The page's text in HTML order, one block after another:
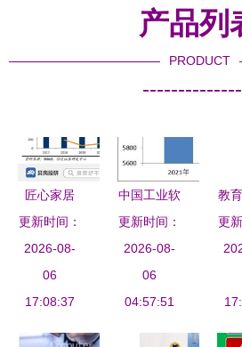
产品列
PRODUCT
匠心家居
整合供应链
体系，以智
能科技赋能
全球家居市
更新时间：
2026-08-
06
17:08:37
中国工业软
件与教育软
件行业 现
状与未来展
望
更新时间：
2026-08-
06
04:57:51
教
的
鼎
制
发
更